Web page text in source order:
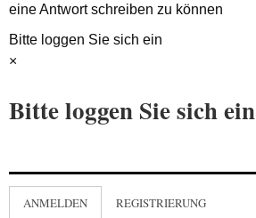
eine Antwort schreiben zu können
Bitte loggen Sie sich ein
×
Bitte loggen Sie sich ein
ANMELDEN REGISTRIERUNG